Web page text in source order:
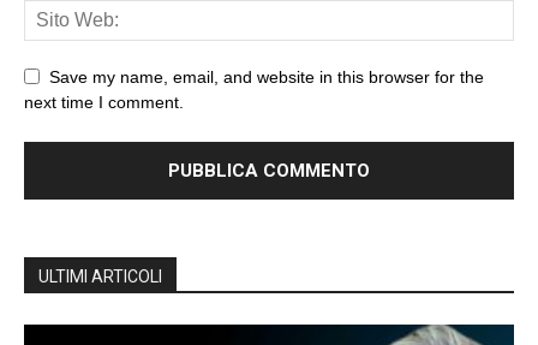
Save my name, email, and website in this browser for the
next time I comment.
ULTIMI ARTICOLI